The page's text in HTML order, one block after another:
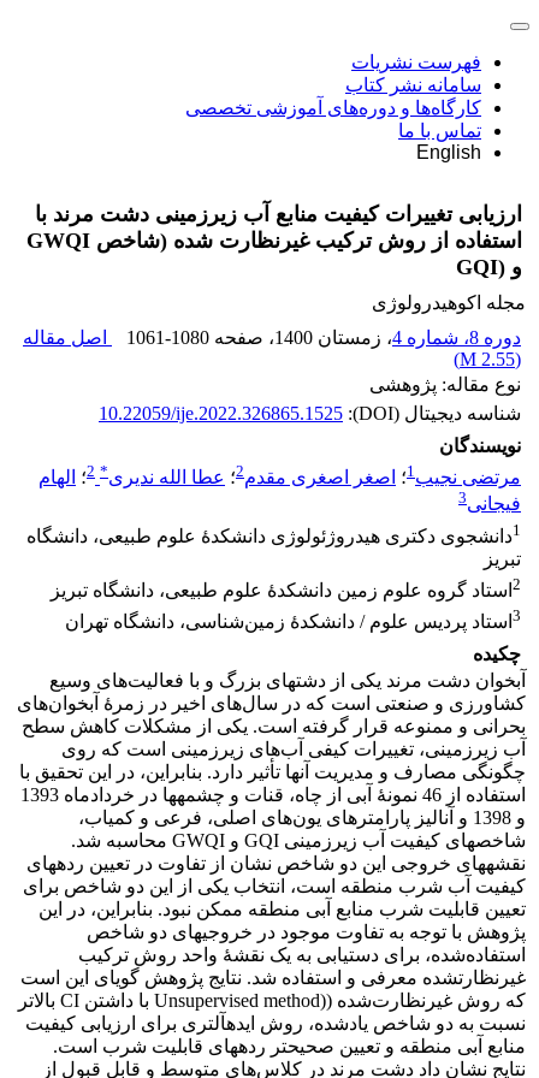
فهرست نشریات
سامانه نشر کتاب
کارگاه‌ها و دوره‌های آموزشی تخصصی
تماس با ما
English
ارزیابی تغییرات کیفیت منابع آب زیرزمینی دشت مرند با
استفاده از روش ترکیب غیرنظارت شده (شاخص GWQI
و (GQI
مجله اکوهیدرولوژی
دوره 8، شماره 4
، زمستان 1400 ، صفحه 1061-1080
اصل مقاله
(
2.55 M
)
نوع مقاله: پژوهشی
شناسه دیجیتال (DOI):
10.22059/ije.2022.326865.1525
نویسندگان
مرتضی نجیب1؛ اصغر اصغری مقدم2؛ عطا الله ندیری*
2؛ الهام
فیجانی3
1دانشجوی دکتری هیدروژئولوژی دانشکدۀ علوم طبیعی، دانشگاه
تبریز
2 استاد گروه علوم زمین دانشکدۀ علوم طبیعی، دانشگاه تبریز
3 استاد پردیس علوم / دانشکدۀ زمین‌شناسی، دانشگاه تهران
چکیده
آبخوان دشت مرند یکی از دشت‏های بزرگ و با فعالیت‌های وسیع
کشاورزی و صنعتی است که در سال‌های اخیر در زمرۀ آبخوان‌های
بحرانی و ممنوعه قرار گرفته است. یکی از مشکلات کاهش سطح
آب زیرزمینی، تغییرات کیفی آب‌های زیرزمینی است که روی
چگونگی مصارف و مدیریت آنها تأثیر دارد. بنابراین، در این تحقیق با
استفاده از 46 نمونۀ آبی از چاه، قنات و چشمه‏ها در خردادماه 1393
و 1398 و آنالیز پارامترهای یون‌های اصلی، فرعی و کمیاب،
شاخص‏های کیفیت آب زیرزمینی GQI و GWQI محاسبه شد.
نقشه‏های خروجی این دو شاخص نشان از تفاوت در تعیین رده‏های
کیفیت آب شرب منطقه است، انتخاب یکی از این دو شاخص برای
تعیین قابلیت شرب منابع آبی منطقه ممکن نبود. بنابراین، در این
پژوهش با توجه به تفاوت موجود در خروجی‏های دو شاخص
استفاده‌شده، برای دستیابی به یک نقشۀ واحد روش ترکیب
غیرنظارت‏شده معرفی و استفاده شد. نتایج پژوهش گویای این است
که روش غیرنظارت‌شده ((Unsupervised method با داشتن CI بالاتر
نسبت به دو شاخص یادشده، روش ایده‏آل‏تری برای ارزیابی کیفیت
منابع آبی منطقه و تعیین صحیح‏تر رده‏های قابلیت شرب است.
نتایج نشان داد دشت مرند در کلاس‌های متوسط و قابل قبول از